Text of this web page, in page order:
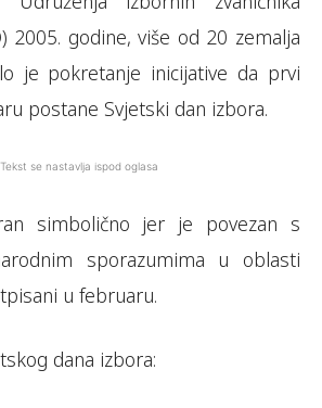
2005. godine, više od 20 zemalja
je pokretanje inicijative da prvi
postane Svjetski dan izbora.
Tekst se nastavlja ispod oglasa
simbolično jer je povezan s
sporazumima u oblasti
u februaru.
dana izbora: